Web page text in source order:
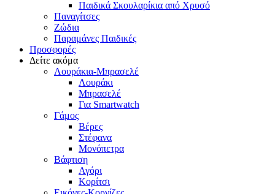
Παιδικά Σκουλαρίκια από Χρυσό
Παναγίτσες
Ζώδια
Παραμάνες Παιδικές
Προσφορές
Δείτε ακόμα
Λουράκια-Μπρασελέ
Λουράκι
Μπρασελέ
Για Smartwatch
Γάμος
Βέρες
Στέφανα
Μονόπετρα
Βάφτιση
Αγόρι
Κορίτσι